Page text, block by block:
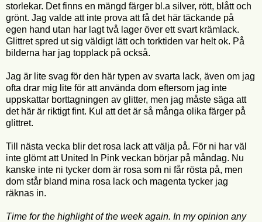
storlekar. Det finns en mängd färger bl.a silver, rött, blått och
grönt. Jag valde att inte prova att få det här täckande på
egen hand utan har lagt två lager över ett svart krämlack.
Glittret spred ut sig väldigt lätt och torktiden var helt ok. På
bilderna har jag topplack på också.
Jag är lite svag för den här typen av svarta lack, även om jag
ofta drar mig lite för att använda dom eftersom jag inte
uppskattar borttagningen av glitter, men jag måste säga att
det här är riktigt fint. Kul att det är så många olika färger på
glittret.
Till nästa vecka blir det rosa lack att välja på. För ni har väl
inte glömt att United In Pink veckan börjar på måndag. Nu
kanske inte ni tycker dom är rosa som ni får rösta på, men
dom står bland mina rosa lack och magenta tycker jag
räknas in.
Time for the highlight of the week again. In my opinion any